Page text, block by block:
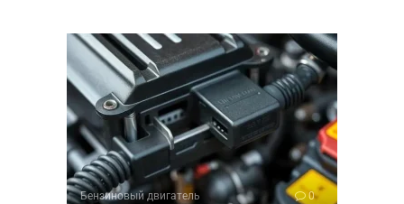
Бензиновый двигатель 0